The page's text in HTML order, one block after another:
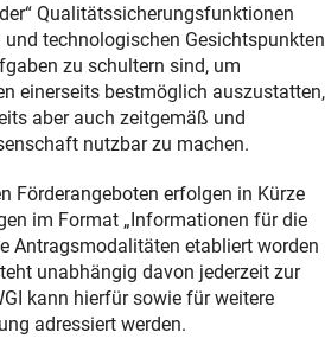
Qualitätssicherungsfunktionen
technologischen Gesichtspunkten
zu schultern sind, um
einerseits bestmöglich auszustatten,
aber auch zeitgemäß und
nutzbar zu machen.
Förderangeboten erfolgen in Kürze
im Format „Informationen für die
Antragsmodalitäten etabliert worden
unabhängig davon jederzeit zur
kann hierfür sowie für weitere
adressiert werden.